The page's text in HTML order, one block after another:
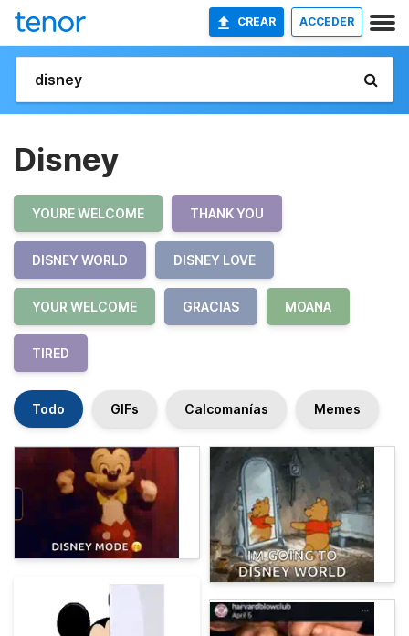
CREAR ACCEDER
Disney
YOURE WELCOME THANK YOU
DISNEY WORLD DISNEY LOVE
YOUR WELCOME GRACIAS MOANA
TIRED
Todo GIFs Calcomanías Memes